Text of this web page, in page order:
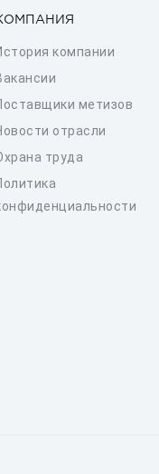
компании
метизов
отрасли
труда